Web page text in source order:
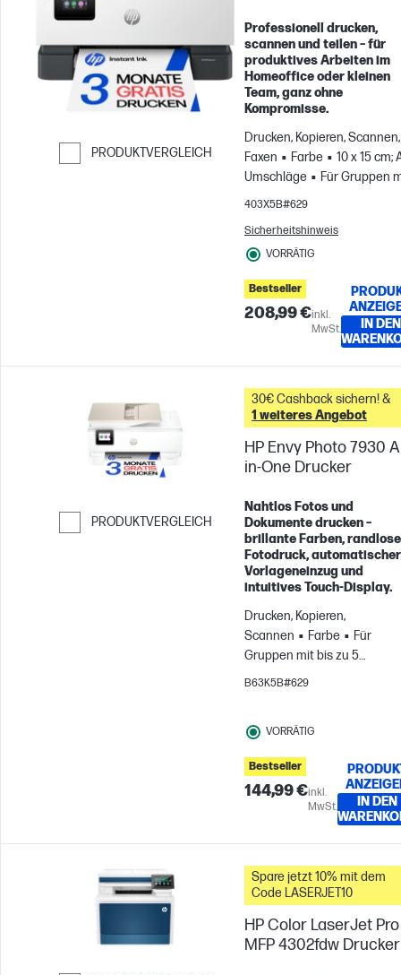
PRODUKTVERGLEICH
Weiter zum Vergleichen
Professionell drucken,
scannen und teilen – für
produktives Arbeiten im
Homeoffice oder kleinen
Team, ganz ohne
Kompromisse.
Drucken, Kopieren, Scannen,
Faxen
Farbe
10 x 15 cm;
Umschläge
Für Gruppen
bis zu 5 Benutzern; Druckt
403X5B#629
Sicherheitshinweis
VORRÄTIG
Bestseller
208,99 €inkl.
MwSt.
IN DEN
PRODUKTVERGLEICH
Weiter zum Vergleichen
30€ Cashback sichern! &
1 weiteres Angebot
HP Envy Photo 7930
in-One Drucker
Nahtlos Fotos und
Dokumente drucken –
brillante Farben,
Fotodruck, automatischer
Vorlageneinzug und
intuitives Touch‑Display.
Drucken, Kopieren,
Scannen
Farbe
Für
Gruppen mit bis zu 5
Benutzern; Druckt bis zu
B63K5B#629
VORRÄTIG
Bestseller
144,99 €inkl.
MwSt.
IN DEN
Spare jetzt 10% mit dem
Code LASERJET10
HP Color LaserJet Pro
MFP 4302fdw Drucker